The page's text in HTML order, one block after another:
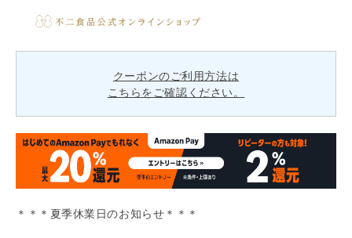
クーポンのご利用方法は
こちらをご確認ください。
＊＊＊夏季休業日のお知らせ＊＊＊